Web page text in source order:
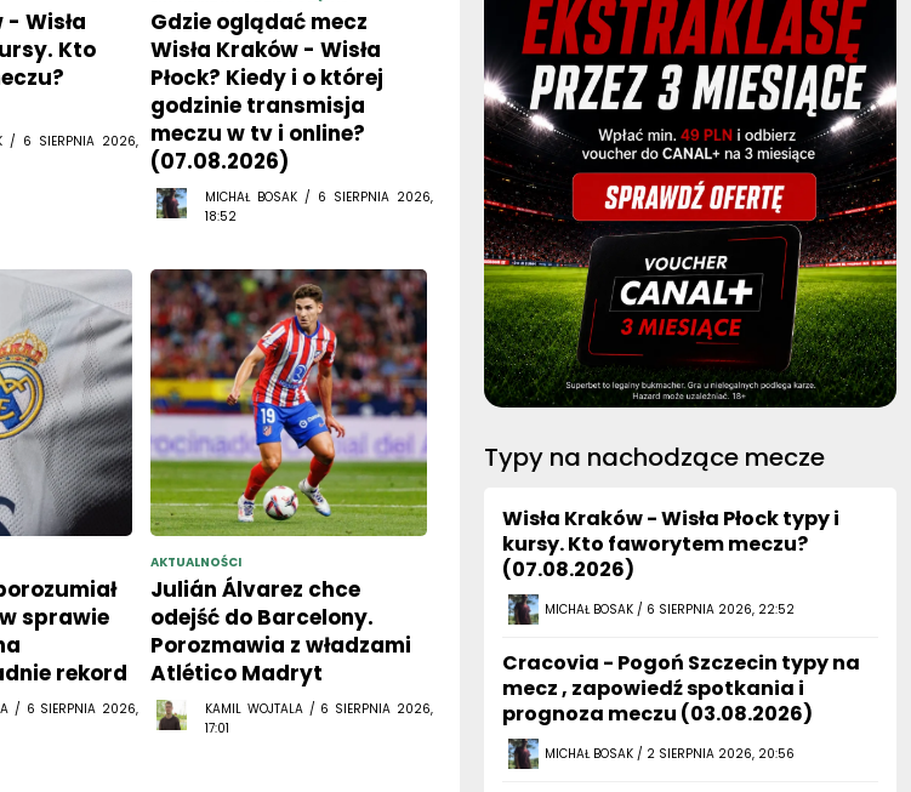
- Wisła
Kto
/ 6 SIERPNIA 2026,
Gdzie oglądać mecz
Wisła Kraków - Wisła
Płock? Kiedy i o której
godzinie transmisja
meczu w tv i online?
(07.08.2026)
MICHAŁ BOSAK / 6 SIERPNIA 2026,
18:52
w sprawie
rekord
/ 6 SIERPNIA 2026,
AKTUALNOŚCI
Julián Álvarez chce
odejść do Barcelony.
Porozmawia z władzami
Atlético Madryt
KAMIL WOJTALA / 6 SIERPNIA 2026,
17:01
Typy na nachodzące mecze
Wisła Kraków - Wisła Płock typy i
kursy. Kto faworytem meczu?
(07.08.2026)
MICHAŁ BOSAK / 6 SIERPNIA 2026, 22:52
Cracovia - Pogoń Szczecin typy na
mecz , zapowiedź spotkania i
prognoza meczu (03.08.2026)
MICHAŁ BOSAK / 2 SIERPNIA 2026, 20:56